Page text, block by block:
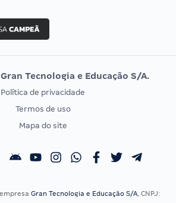
Vunesp
EXAME DE ORDEM
Calendário OAB
Tecnologia e Educação S/A.
Política de privacidade
Termos de uso
Mapa do site
Gran Tecnologia e Educação S/A, CNPJ: